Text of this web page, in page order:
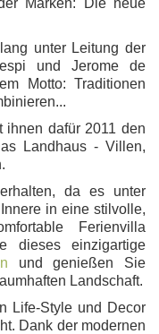
Marken: Die neue
unter Leitung der
und Jerome de
Motto: Traditionen
ihnen dafür 2011 den
Landhaus - Villen,
da es unter
in eine stilvolle,
Ferienvilla
dieses einzigartige
und genießen Sie
Landschaft.
Life-Style und Decor
Dank der modernen